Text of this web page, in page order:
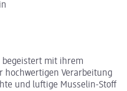
begeistert mit ihrem
hochwertigen Verarbeitung
und luftige Musselin-Stoff